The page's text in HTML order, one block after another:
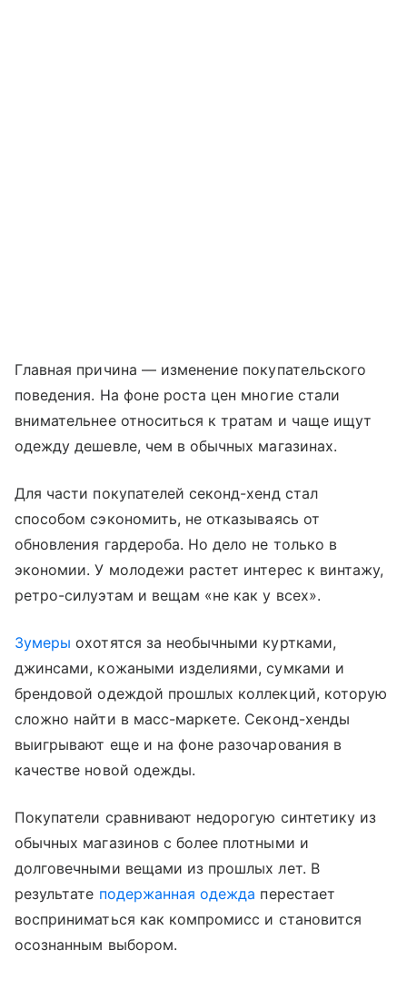
Главная причина — изменение покупательского
поведения. На фоне роста цен многие стали
внимательнее относиться к тратам и чаще ищут
одежду дешевле, чем в обычных магазинах.
Для части покупателей секонд-хенд стал
способом сэкономить, не отказываясь от
обновления гардероба. Но дело не только в
экономии. У молодежи растет интерес к винтажу,
ретро-силуэтам и вещам «не как у всех».
Зумеры охотятся за необычными куртками,
джинсами, кожаными изделиями, сумками и
брендовой одеждой прошлых коллекций, которую
сложно найти в масс-маркете. Секонд-хенды
выигрывают еще и на фоне разочарования в
качестве новой одежды.
Покупатели сравнивают недорогую синтетику из
обычных магазинов с более плотными и
долговечными вещами из прошлых лет. В
результате подержанная одежда перестает
восприниматься как компромисс и становится
осознанным выбором.